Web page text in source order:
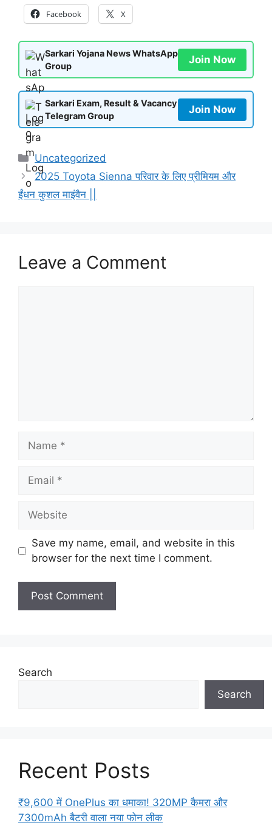
Facebook X
Sarkari Yojana News WhatsApp
Group
Join Now
Sarkari Exam, Result & Vacancy
Telegram Group
Join Now
Categories
Uncategorized
2025 Toyota Sienna परिवार के लिए प्रीमियम और
ईंधन कुशल माइंवैन ||
Leave a Comment
Name
Email
Website
Save my name, email, and website in this
browser for the next time I comment.
Search
Search
Recent Posts
₹9,600 में OnePlus का धमाका! 320MP कैमरा और
7300mAh बैटरी वाला नया फोन लीक